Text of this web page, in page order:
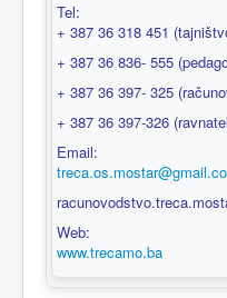
Tel:
+ 387 36 318 451
+ 387 36 836- 555
+ 387 36 397- 325
+ 387 36 397-326
Email:
Web:
www.trecamo.ba